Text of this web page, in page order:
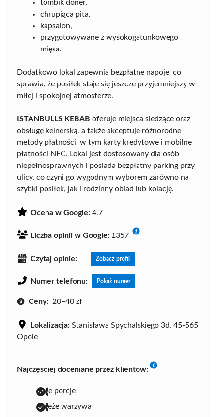
tombik doner,
chrupiąca pita,
kapsalon,
przygotowywane z wysokogatunkowego
mięsa.
Dodatkowo lokal zapewnia bezpłatne napoje, co
sprawia, że posiłek staje się jeszcze przyjemniejszy w
miłej i spokojnej atmosferze.
ISTANBULLS KEBAB oferuje miejsca siedzące oraz
obsługę kelnerską, a także akceptuje różnorodne
metody płatności, w tym karty kredytowe i mobilne
płatności NFC. Lokal jest dostosowany dla osób
niepełnosprawnych i posiada bezpłatny parking przy
ulicy, co czyni go wygodnym wyborem zarówno na
szybki posiłek, jak i rodzinny obiad lub kolację.
Ocena w Google: 4.7
Liczba opinii w Google: 1357
Czytaj opinie: Zobacz profil
Numer telefonu: Pokaż numer
Ceny: 20–40 zł
Lokalizacja: Stanisława Spychalskiego 3d, 45-565
Opole
Najczęściej doceniane przez klientów:
duże porcje
świeże warzywa